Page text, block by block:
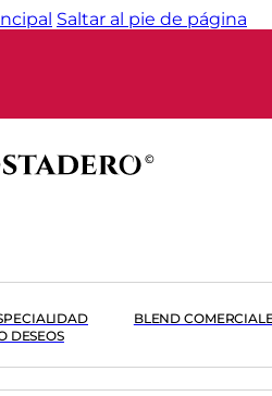
Saltar al pie de página
DESEOS
BLEND